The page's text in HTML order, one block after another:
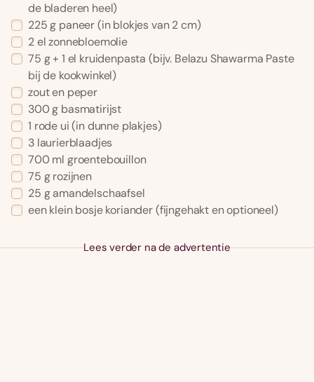
de bladeren heel)
225 g paneer (in blokjes van 2 cm)
2 el zonnebloemolie
75 g + 1 el kruidenpasta (bijv. Belazu Shawarma Paste
bij de kookwinkel)
zout en peper
300 g basmatirijst
1 rode ui (in dunne plakjes)
3 laurierblaadjes
700 ml groentebouillon
75 g rozijnen
25 g amandelschaafsel
een klein bosje koriander (fijngehakt en optioneel)
Lees verder na de advertentie